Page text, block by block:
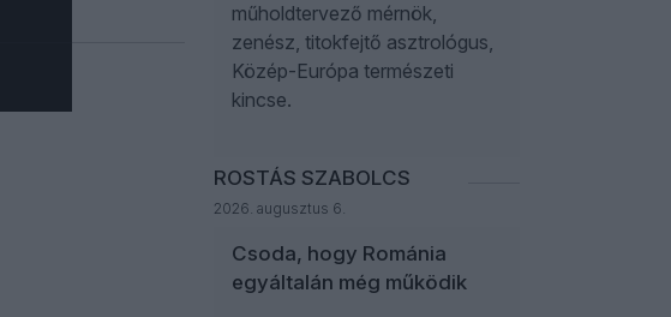
műholdtervező mérnök,
zenész, titokfejtő asztrológus,
Közép-Európa természeti
kincse.
ROSTÁS SZABOLCS
2026. augusztus 6.
Csoda, hogy Románia
egyáltalán még működik